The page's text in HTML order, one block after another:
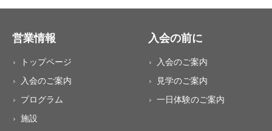
営業情報
トップページ
入会のご案内
プログラム
施設
入会の前に
入会のご案内
見学のご案内
一日体験のご案内